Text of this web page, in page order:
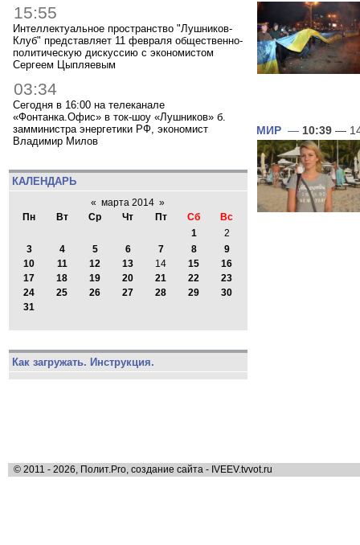
15:55
Интеллектуальное пространство "Лушников-
Клуб" представляет 11 февраля общественно-
политическую дискуссию с экономистом
Сергеем Цыпляевым
03:34
Сегодня в 16:00 на телеканале
«Фонтанка.Офис» в ток-шоу «Лушников» б.
замминистра энергетики РФ, экономист
Владимир Милов
КАЛЕНДАРЬ
« марта 2014 »
Пн
Вт Ср Чт Пт Сб
Вс
1
2
3
4 5 6 7 8
9
10
11 12 13 14 15
16
17
18 19 20 21 22
23
24
25 26 27 28 29
30
31
Как загружать. Инструкция.
МИР — 10:39 —
© 2011 - 2026, Полит.Pro, создание сайта - IVEEV.tvvot.ru